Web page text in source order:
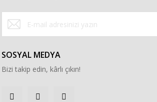
SOSYAL MEDYA
Bizi takip edin, kârlı çıkın!